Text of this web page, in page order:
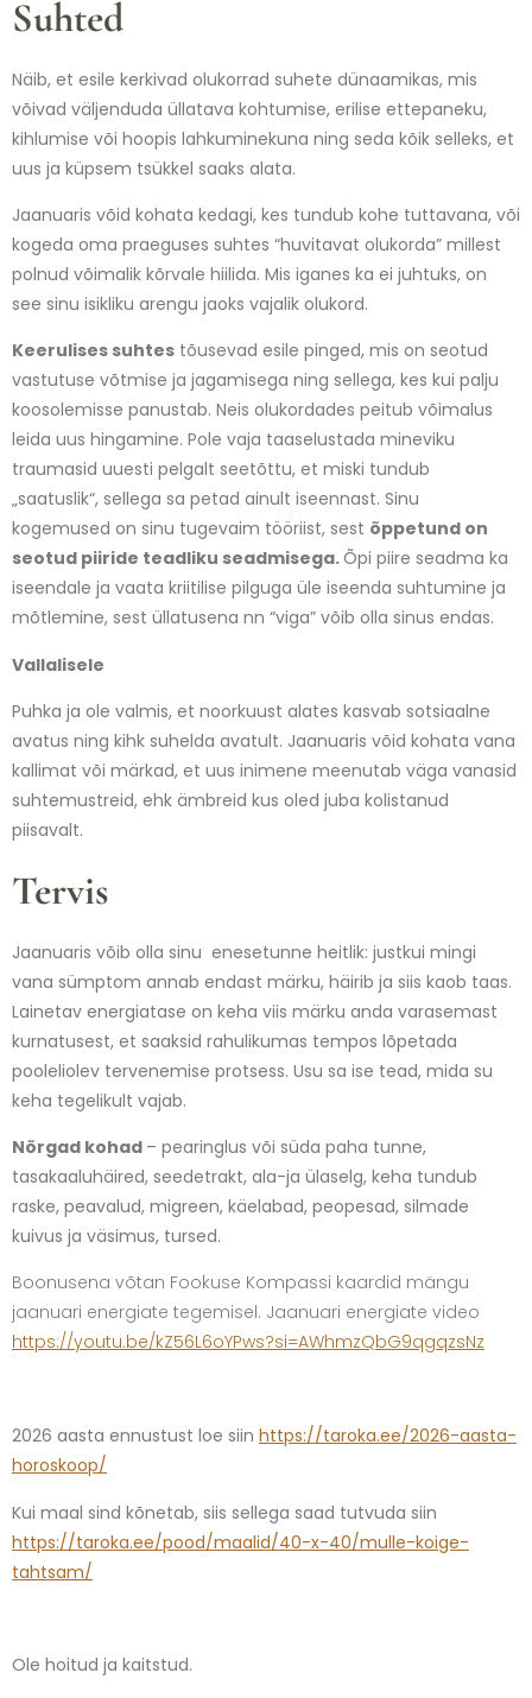
Suhted
Näib, et esile kerkivad olukorrad suhete dünaamikas, mis
võivad väljenduda üllatava kohtumise, erilise ettepaneku,
kihlumise või hoopis lahkuminekuna ning seda kõik selleks, et
uus ja küpsem tsükkel saaks alata.
Jaanuaris võid kohata kedagi, kes tundub kohe tuttavana, või
kogeda oma praeguses suhtes “huvitavat olukorda” millest
polnud võimalik kõrvale hiilida. Mis iganes ka ei juhtuks, on
see sinu isikliku arengu jaoks vajalik olukord.
Keerulises suhtes tõusevad esile pinged, mis on seotud
vastutuse võtmise ja jagamisega ning sellega, kes kui palju
koosolemisse panustab. Neis olukordades peitub võimalus
leida uus hingamine. Pole vaja taaselustada mineviku
traumasid uuesti pelgalt seetõttu, et miski tundub
„saatuslik“, sellega sa petad ainult iseennast. Sinu
kogemused on sinu tugevaim tööriist, sest õppetund on
seotud piiride teadliku seadmisega.Õpi piire seadma ka
iseendale ja vaata kriitilise pilguga üle iseenda suhtumine ja
mõtlemine, sest üllatusena nn “viga” võib olla sinus endas.
Vallalisele
Puhka ja ole valmis, et noorkuust alates kasvab sotsiaalne
avatus ning kihk suhelda avatult. Jaanuaris võid kohata vana
kallimat või märkad, et uus inimene meenutab väga vanasid
suhtemustreid, ehk ämbreid kus oled juba kolistanud
piisavalt.
Tervis
Jaanuaris võib olla sinu enesetunne heitlik: justkui mingi
vana sümptom annab endast märku, häirib ja siis kaob taas.
Lainetav energiatase on keha viis märku anda varasemast
kurnatusest, et saaksid rahulikumas tempos lõpetada
pooleliolev tervenemise protsess. Usu sa ise tead, mida su
keha tegelikult vajab.
Nõrgad kohad – pearinglus või süda paha tunne,
tasakaaluhäired, seedetrakt, ala-ja ülaselg, keha tundub
raske, peavalud, migreen, käelabad, peopesad, silmade
kuivus ja väsimus, tursed.
Boonusena võtan Fookuse Kompassi kaardid mängu
jaanuari energiate tegemisel. Jaanuari energiate video
https://youtu.be/kZ56L6oYPws?si=AWhmzQbG9qgqzsNz
2026 aasta ennustust loe siin https://taroka.ee/2026-aasta-
horoskoop/
Kui maal sind kõnetab, siis sellega saad tutvuda siin
https://taroka.ee/pood/maalid/40-x-40/mulle-koige-
tahtsam/
Ole hoitud ja kaitstud.